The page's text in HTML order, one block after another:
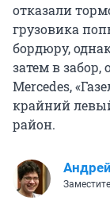
отказали
грузовика
бордюру,
затем в
Mercedes,
крайний
район.